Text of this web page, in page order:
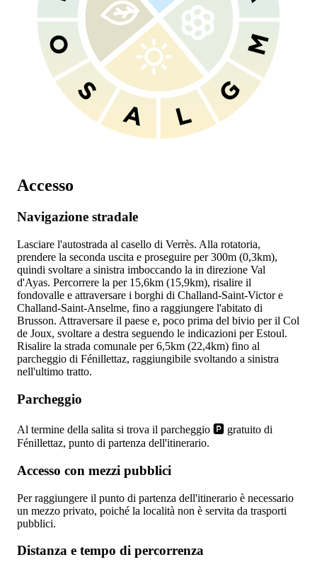
Accesso
Navigazione stradale
Lasciare l'autostrada al casello di Verrès. Alla rotatoria,
prendere la seconda uscita e proseguire per 300m (0,3km),
quindi svoltare a sinistra imboccando la in direzione Val
d'Ayas. Percorrere la per 15,6km (15,9km), risalire il
fondovalle e attraversare i borghi di Challand-Saint-Victor e
Challand-Saint-Anselme, fino a raggiungere l'abitato di
Brusson. Attraversare il paese e, poco prima del bivio per il Col
de Joux, svoltare a destra seguendo le indicazioni per Estoul.
Risalire la strada comunale per 6,5km (22,4km) fino al
parcheggio di Fénillettaz, raggiungibile svoltando a sinistra
nell'ultimo tratto.
Parcheggio
Al termine della salita si trova il parcheggio 🅿️ gratuito di
Fénillettaz, punto di partenza dell'itinerario.
Accesso con mezzi pubblici
Per raggiungere il punto di partenza dell'itinerario è necessario
un mezzo privato, poiché la località non è servita da trasporti
pubblici.
Distanza e tempo di percorrenza